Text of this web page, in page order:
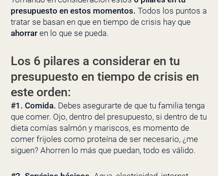
presupuesto en estos momentos. Todos los puntos a
tratar se basan en que en tiempo de crisis hay que
ahorraren lo que se pueda.
Los 6 pilares a considerar en tu
presupuesto en tiempo de crisis en
este orden:
#1. Comida. Debes asegurarte de que tu familia tenga
que comer. Ojo, dentro del presupuesto, si dentro de tu
dieta comías salmón y mariscos, es momento de
comer frijoles como proteína de ser necesario, ¿me
siguen? Ahorren lo más que puedan, todo es válido.